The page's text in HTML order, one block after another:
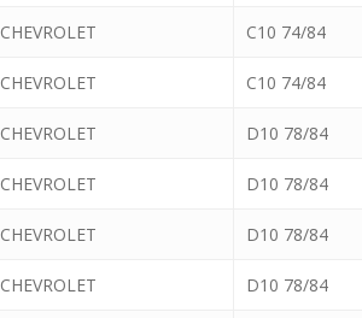
CHEVROLET C10 74/84
CHEVROLET C10 74/84
CHEVROLET D10 78/84
CHEVROLET D10 78/84
CHEVROLET D10 78/84
CHEVROLET D10 78/84